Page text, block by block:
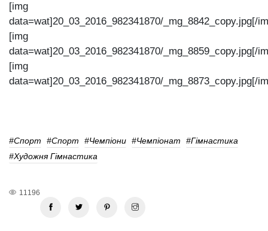
[img
data=wat]20_03_2016_982341870/_mg_8842_copy.jpg[/
[img
data=wat]20_03_2016_982341870/_mg_8859_copy.jpg[/
[img
data=wat]20_03_2016_982341870/_mg_8873_copy.jpg[/
#Спорт #Спорт #чемпіони #чемпіонат
#гімнастика
#художня Гімнастика
11196